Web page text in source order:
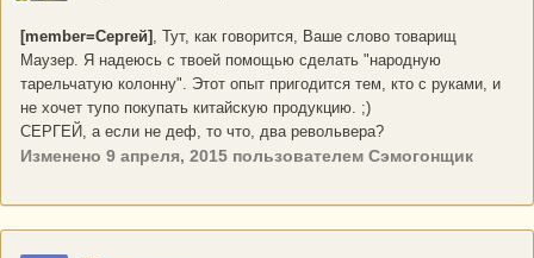
[member=Сергей] , Тут, как говорится, Ваше слово товарищ
Маузер. Я надеюсь с твоей помощью сделать "народную
тарельчатую колонну". Этот опыт пригодится тем, кто с руками, и
не хочет тупо покупать китайскую продукцию. ;)
СЕРГЕЙ, а если не деф, то что, два револьвера?
Изменено 9 апреля, 2015 пользователем Сэмогонщик